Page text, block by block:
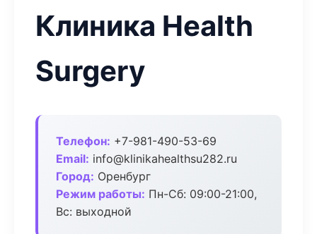
Клиника Health
Surgery
Телефон: +7-981-490-53-69
Email: info@klinikahealthsu282.ru
Город: Оренбург
Режим работы: Пн-Сб: 09:00-21:00,
Вс: выходной